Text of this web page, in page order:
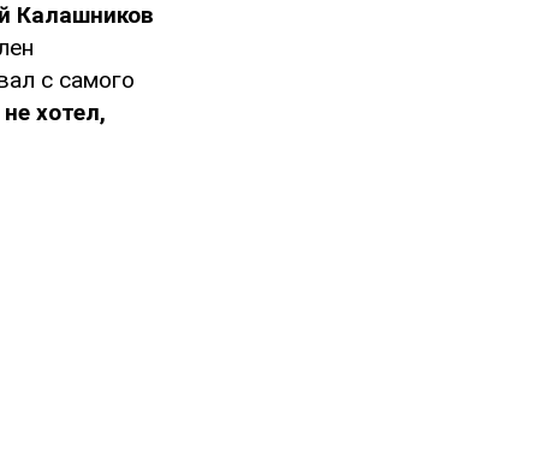
Калашников
с самого
хотел,